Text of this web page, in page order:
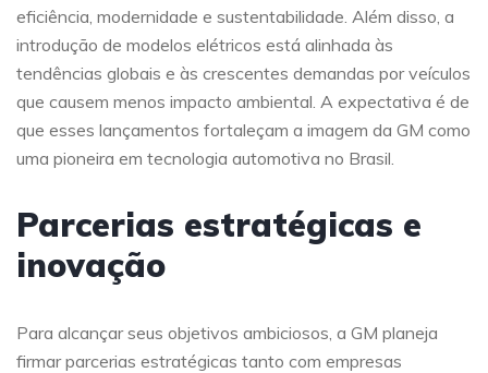
eficiência, modernidade e sustentabilidade. Além disso, a
introdução de modelos elétricos está alinhada às
tendências globais e às crescentes demandas por veículos
que causem menos impacto ambiental. A expectativa é de
que esses lançamentos fortaleçam a imagem da GM como
uma pioneira em tecnologia automotiva no Brasil.
Parcerias estratégicas e
inovação
Para alcançar seus objetivos ambiciosos, a GM planeja
firmar parcerias estratégicas tanto com empresas